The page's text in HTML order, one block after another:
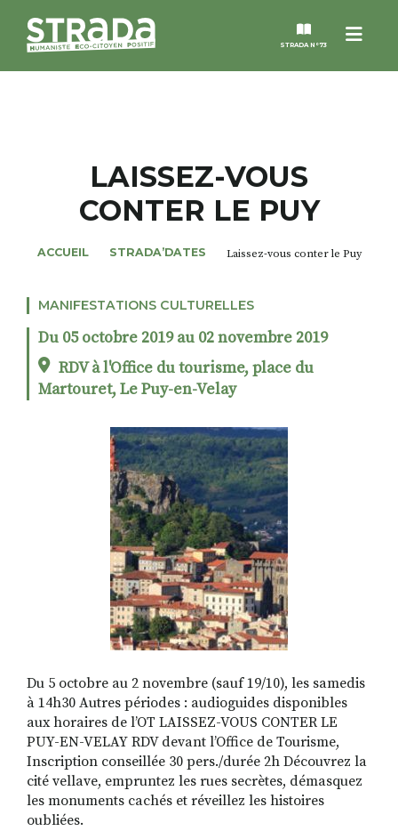
Menu
STRADA N°73
MAGAZINES
NOS THÈMES
ROSÉE DE MAI
RECHERCHER
S'ABONNER
S'INSCRIRE À LA NEWSLETTER
FACEBOOKINSTAGRAM
LINKEDINYOUTUBE
LAISSEZ-VOUS
CONTER LE PUY
ACCUEIL STRADA’DATES Laissez-vous conter le Puy
MANIFESTATIONS CULTURELLES
Du 05 octobre 2019 au 02 novembre 2019
RDV à l'Office du tourisme, place du
Martouret, Le Puy-en-Velay
Du 5 octobre au 2 novembre (sauf 19/10), les samedis
à 14h30 Autres périodes : audioguides disponibles
aux horaires de l’OT LAISSEZ-VOUS CONTER LE
PUY-EN-VELAY RDV devant l’Office de Tourisme,
Inscription conseillée 30 pers./durée 2h Découvrez la
cité vellave, empruntez les rues secrètes, démasquez
les monuments cachés et réveillez les histoires
oubliées.